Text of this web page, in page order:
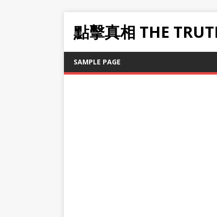
點擊真相 THE
SAMPLE PAGE